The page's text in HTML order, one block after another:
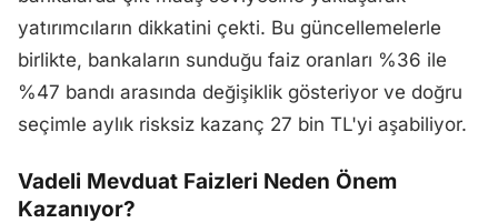
yatırımcıların dikkatini çekti. Bu güncellemelerle
birlikte, bankaların sunduğu faiz oranları %36 ile
%47 bandı arasında değişiklik gösteriyor ve doğru
seçimle aylık risksiz kazanç 27 bin TL'yi aşabiliyor.
Vadeli Mevduat Faizleri Neden Önem
Kazanıyor?